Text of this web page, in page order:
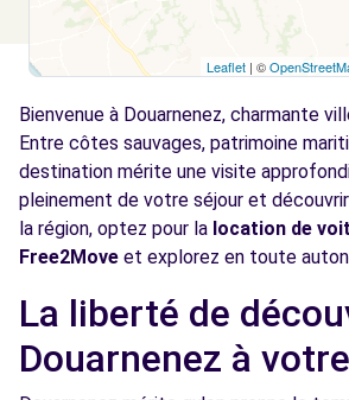
Leaflet | ©
Bienvenue à Douarnenez, charmante
Entre côtes sauvages, patrimoine
destination mérite une visite
pleinement de votre séjour et
la région, optez pour la location de
Free2Move et explorez en toute
La liberté de
Douarnenez à